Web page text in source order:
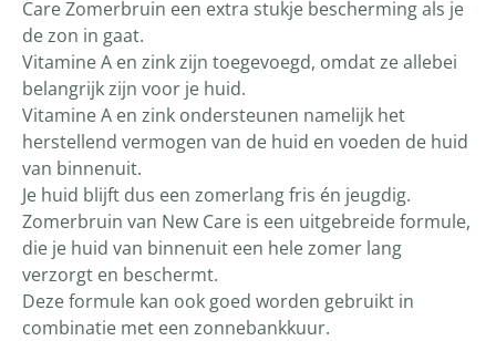
Care Zomerbruin een extra stukje bescherming als je
de zon in gaat.
Vitamine A en zink zijn toegevoegd, omdat ze allebei
belangrijk zijn voor je huid.
Vitamine A en zink ondersteunen namelijk het
herstellend vermogen van de huid en voeden de huid
van binnenuit.
Je huid blijft dus een zomerlang fris én jeugdig.
Zomerbruin van New Care is een uitgebreide formule,
die je huid van binnenuit een hele zomer lang
verzorgt en beschermt.
Deze formule kan ook goed worden gebruikt in
combinatie met een zonnebankkuur.